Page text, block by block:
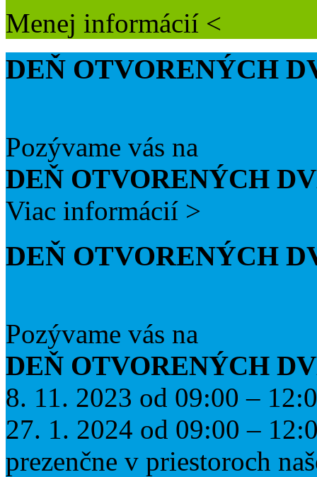
Menej informácií <
DEŇ OTVORENÝCH
Pozývame vás na
DEŇ OTVORENÝCH
Viac informácií >
DEŇ OTVORENÝCH
Pozývame vás na
DEŇ OTVORENÝCH
8. 11. 2023 od 09:00 –
27. 1. 2024 od 09:00 –
prezenčne v priestoroch